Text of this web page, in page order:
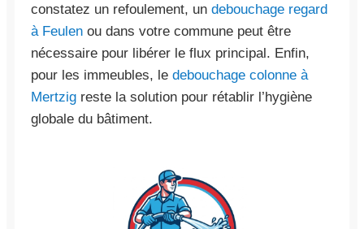
constatez un refoulement, un debouchage regard
à Feulen ou dans votre commune peut être
nécessaire pour libérer le flux principal. Enfin,
pour les immeubles, le debouchage colonne à
Mertzig reste la solution pour rétablir l’hygiène
globale du bâtiment.